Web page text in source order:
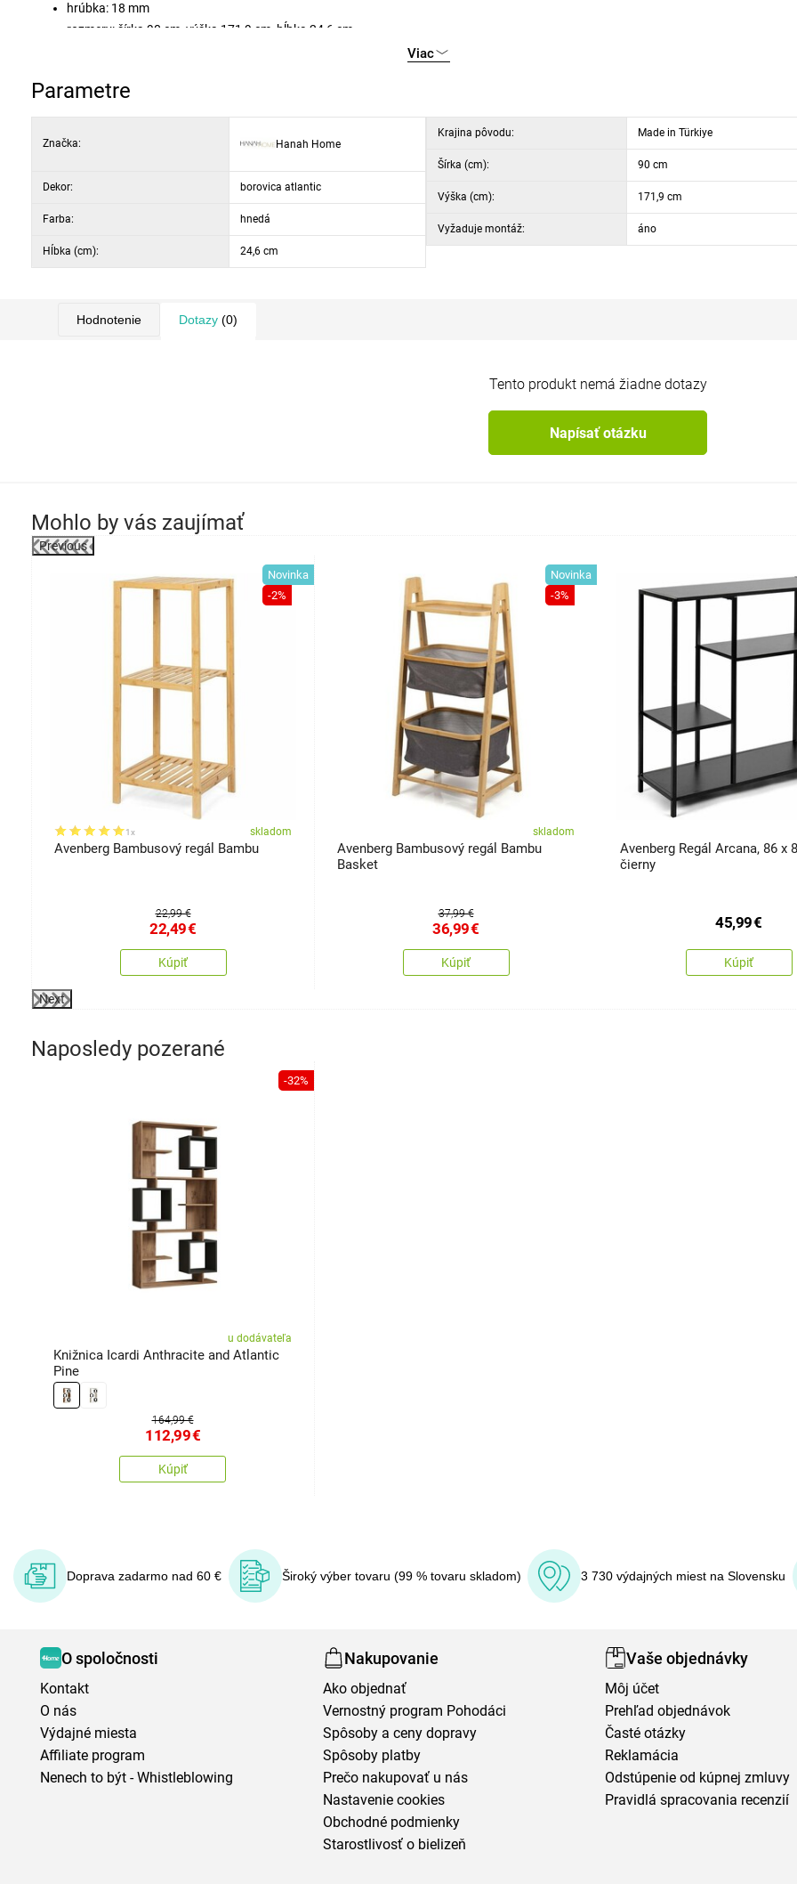
hrúbka: 18 mm
rozmery: šírka 90 cm, výška 171,9 cm, hĺbka 24,6 cm
Viac
Parametre
Značka: Hanah Home
Dekor: borovica atlantic
Farba: hnedá
Hĺbka (cm): 24,6 cm
Krajina pôvodu: Made in Türkiye
Šírka (cm): 90 cm
Výška (cm): 171,9 cm
Vyžaduje montáž: áno
Hodnotenie Dotazy (0)
Tento produkt nemá žiadne dotazy
Napísať otázku
Mohlo by vás zaujímať
Previous
Novinka
-2%
1x skladom
Avenberg Bambusový regál Bambu
22,99 €
22,49€
Kúpiť
Novinka
-3%
skladom
Avenberg Bambusový regál Bambu
Basket
37,99 €
36,99€
Kúpiť
Avenberg Regál Arcana, 86 x
čierny
45,99€
Kúpiť
Next
Naposledy pozerané
-32%
u dodávateľa
Knižnica Icardi Anthracite and Atlantic
Pine
164,99 €
112,99€
Kúpiť
Doprava zadarmo nad 60 € Široký výber tovaru (99 % tovaru skladom) 3 730 výdajných miest na Slovensku
O spoločnosti
Kontakt
O nás
Výdajné miesta
Affiliate program
Nenech to být - Whistleblowing
Nakupovanie
Ako objednať
Vernostný program Pohodáci
Spôsoby a ceny dopravy
Spôsoby platby
Prečo nakupovať u nás
Nastavenie cookies
Obchodné podmienky
Starostlivosť o bielizeň
Vaše objednávky
Môj účet
Prehľad objednávok
Časté otázky
Reklamácia
Odstúpenie od kúpnej zmluvy
Pravidlá spracovania recenzií